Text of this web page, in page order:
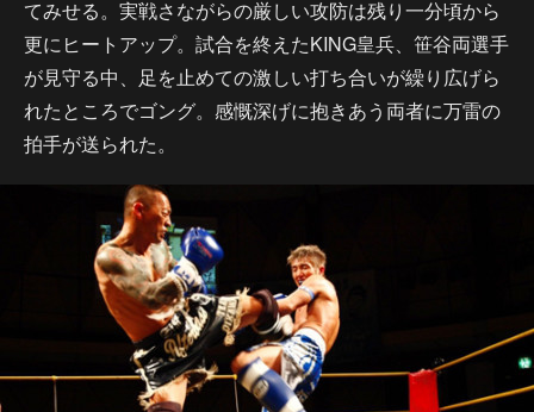
てみせる。実戦さながらの厳しい攻防は残り一分頃から
更にヒートアップ。試合を終えたKING皇兵、笹谷両選手
が見守る中、足を止めての激しい打ち合いが繰り広げら
れたところでゴング。感慨深げに抱きあう両者に万雷の
拍手が送られた。